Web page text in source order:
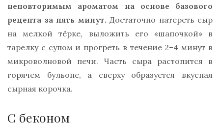
неповторимым ароматом на основе базового
рецепта за пять минут. Достаточно натереть сыр
на мелкой тёрке, выложить его «шапочкой» в
тарелку с супом и прогреть в течение 2–4 минут в
микроволновой печи. Часть сыра растопится в
горячем бульоне, а сверху образуется вкусная
сырная корочка.
С беконом